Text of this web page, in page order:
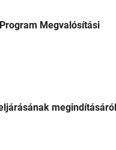
Megvalósítási
megindításáról